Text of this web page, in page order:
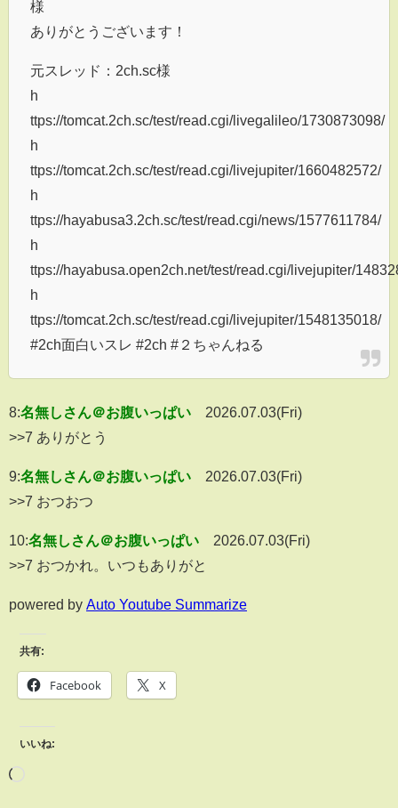
様
ありがとうございます！
元スレッド：2ch.sc様
h
ttps://tomcat.2ch.sc/test/read.cgi/livegalileo/1730873098/
h
ttps://tomcat.2ch.sc/test/read.cgi/livejupiter/1660482572/
h
ttps://hayabusa3.2ch.sc/test/read.cgi/news/1577611784/
h
ttps://hayabusa.open2ch.net/test/read.cgi/livejupiter/
h
ttps://tomcat.2ch.sc/test/read.cgi/livejupiter/1548135018/
#2ch面白いスレ #2ch #２ちゃんねる
8:名無しさん＠お腹いっぱい
2026.07.03(Fri)
>>7 ありがとう
9:名無しさん＠お腹いっぱい
2026.07.03(Fri)
>>7 おつおつ
10:名無しさん＠お腹いっぱい
2026.07.03(Fri)
>>7 おつかれ。いつもありがと
powered by Auto Youtube Summarize
共有:
Facebook X
いいね: